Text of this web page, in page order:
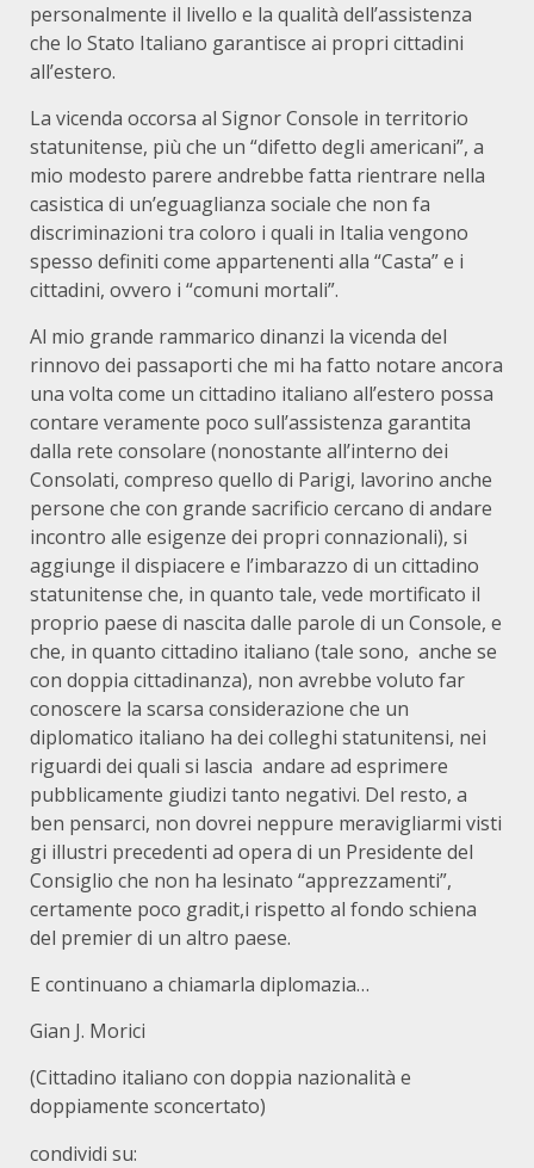
personalmente il livello e la qualità dell’assistenza
che lo Stato Italiano garantisce ai propri cittadini
all’estero.
La vicenda occorsa al Signor Console in territorio
statunitense, più che un “difetto degli americani”, a
mio modesto parere andrebbe fatta rientrare nella
casistica di un’eguaglianza sociale che non fa
discriminazioni tra coloro i quali in Italia vengono
spesso definiti come appartenenti alla “Casta” e i
cittadini, ovvero i “comuni mortali”.
Al mio grande rammarico dinanzi la vicenda del
rinnovo dei passaporti che mi ha fatto notare ancora
una volta come un cittadino italiano all’estero possa
contare veramente poco sull’assistenza garantita
dalla rete consolare (nonostante all’interno dei
Consolati, compreso quello di Parigi, lavorino anche
persone che con grande sacrificio cercano di andare
incontro alle esigenze dei propri connazionali), si
aggiunge il dispiacere e l’imbarazzo di un cittadino
statunitense che, in quanto tale, vede mortificato il
proprio paese di nascita dalle parole di un Console, e
che, in quanto cittadino italiano (tale sono, anche se
con doppia cittadinanza), non avrebbe voluto far
conoscere la scarsa considerazione che un
diplomatico italiano ha dei colleghi statunitensi, nei
riguardi dei quali si lascia andare ad esprimere
pubblicamente giudizi tanto negativi. Del resto, a
ben pensarci, non dovrei neppure meravigliarmi visti
gi illustri precedenti ad opera di un Presidente del
Consiglio che non ha lesinato “apprezzamenti”,
certamente poco gradit,i rispetto al fondo schiena
del premier di un altro paese.
E continuano a chiamarla diplomazia…
Gian J. Morici
(Cittadino italiano con doppia nazionalità e
doppiamente sconcertato)
condividi su: